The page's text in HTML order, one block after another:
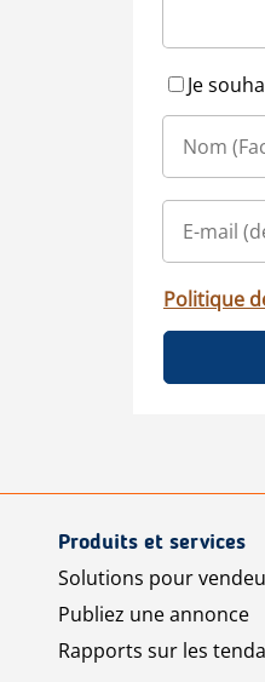
Je
Politique
Produits et services
Solutions pour
Publiez une annonce
Rapports sur les